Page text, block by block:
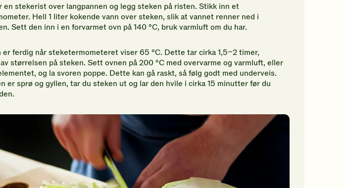
en stekerist over langpannen og legg steken på risten. Stikk inn et
Hell 1 liter kokende vann over steken, slik at vannet renner ned i
Sett den inn i en forvarmet ovn på 140 °C, bruk varmluft om du har.
er ferdig når steketermometeret viser 65 °C. Dette tar cirka 1,5–2 timer,
størrelsen på steken. Sett ovnen på 200 °C med overvarme og varmluft, eller
og la svoren poppe. Dette kan gå raskt, så følg godt med underveis.
er sprø og gyllen, tar du steken ut og lar den hvile i cirka 15 minutter før du